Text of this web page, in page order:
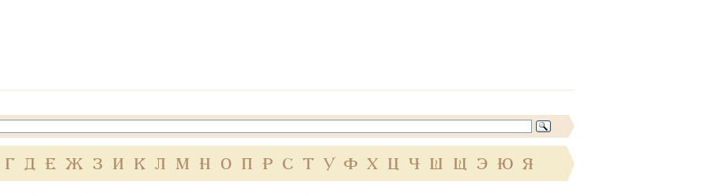
Г Д Е Ж З И К Л М Н О П Р С Т У Ф Х Ц Ч Ш Щ Э Ю Я